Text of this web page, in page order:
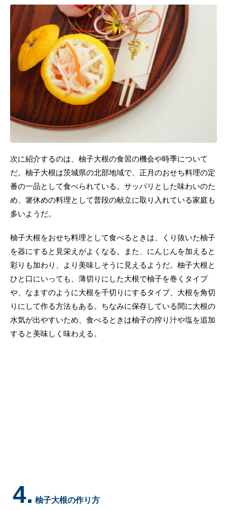
次に紹介するのは、柚子大根の食習の機会や時季について
だ。柚子大根は茨城県の北部地域で、正月のおせち料理の定
番の一品として食べられている。サッパリとした味わいのた
め、箸休めの料理として普段の献立に取り入れている家庭も
多いようだ。
柚子大根をおせち料理として食べるときは、くり抜いた柚子
を器にすると見栄えがよくなる。また、にんじんを加えると
彩りも加わり、より美味しそうに見えるようだ。柚子大根と
ひと口にいっても、薄切りにした大根で柚子を巻くタイプ
や、なますのように大根を千切りにするタイプ、大根を角切
りにして作る方法もある。ちなみに保存している間に大根の
水気が出やすいため、食べるときは柚子の搾り汁や塩を追加
すると美味しく味わえる。
4. 柚子大根の作り方